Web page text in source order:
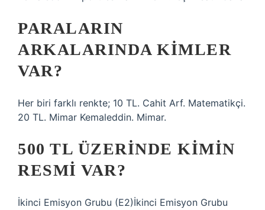
PARALARIN
ARKALARINDA KIMLER
VAR?
Her biri farklı renkte; 10 TL. Cahit Arf. Matematikçi.
20 TL. Mimar Kemaleddin. Mimar.
500 TL ÜZERINDE KIMIN
RESMI VAR?
İkinci Emisyon Grubu (E2)İkinci Emisyon Grubu